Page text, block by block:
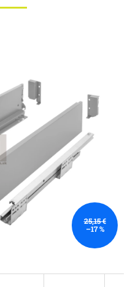
25,15 €
–17 %